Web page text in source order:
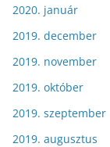
2020. január
2019. december
2019. november
2019. október
2019. szeptember
2019. augusztus